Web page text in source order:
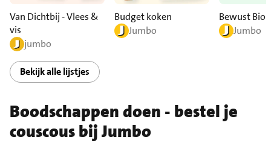
Van Dichtbij - Vlees &
vis
jumbo
Budget koken
Jumbo
Bewust
Jumbo
Bekijk alle lijstjes
Boodschappen doen - bestel je
couscous bij Jumbo